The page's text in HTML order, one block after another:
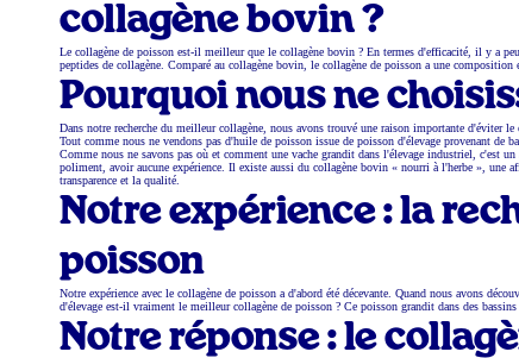
collagène bovin ?
Le collagène de poisson est-il meilleur que le collagène bovin ? En termes d'efficacité, il y a
peptides de collagène. Comparé au collagène bovin, le collagène de poisson a une
Pourquoi nous ne
Dans notre recherche du meilleur collagène, nous avons trouvé une raison importante d'éviter
Tout comme nous ne vendons pas d'huile de poisson issue de poisson d'élevage provenant de
Comme nous ne savons pas où et comment une vache grandit dans l'élevage industriel, c'est un
poliment, avoir aucune expérience. Il existe aussi du collagène bovin « nourri à l'herbe », une
transparence et la qualité.
Notre expérience : la
poisson
Notre expérience avec le collagène de poisson a d'abord été décevante. Quand nous avons
d'élevage est-il vraiment le meilleur collagène de poisson ? Ce poisson grandit dans des
Notre réponse : le